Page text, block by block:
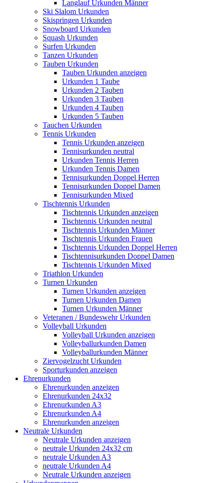
Langlauf Urkunden Männer
Ski Slalom Urkunden
Skispringen Urkunden
Snowboard Urkunden
Squash Urkunden
Surfen Urkunden
Tanzen Urkunden
Tauben Urkunden
Tauben Urkunden anzeigen
Urkunden 1 Taube
Urkunden 2 Tauben
Urkunden 3 Tauben
Urkunden 4 Tauben
Urkunden 5 Tauben
Tauchen Urkunden
Tennis Urkunden
Tennis Urkunden anzeigen
Tennisurkunden neutral
Urkunden Tennis Herren
Urkunden Tennis Damen
Tennisurkunden Doppel Herren
Tennisurkunden Doppel Damen
Tennisurkunden Mixed
Tischtennis Urkunden
Tischtennis Urkunden anzeigen
Tischtennis Urkunden neutral
Tischtennis Urkunden Männer
Tischtennis Urkunden Frauen
Tischtennis Urkunden Doppel Herren
Tischtennisurkunden Doppel Damen
Tischtennis Urkunden Mixed
Triathlon Urkunden
Turnen Urkunden
Turnen Urkunden anzeigen
Turnen Urkunden Damen
Turnen Urkunden Männer
Veteranen / Bundeswehr Urkunden
Volleyball Urkunden
Volleyball Urkunden anzeigen
Volleyballurkunden Damen
Volleyballurkunden Männer
Ziervogelzucht Urkunden
Sporturkunden anzeigen
Ehrenurkunden
Ehrenurkunden anzeigen
Ehrenurkunden 24x32
Ehrenurkunden A3
Ehrenurkunden A4
Ehrenurkunden anzeigen
Neutrale Urkunden
Neutrale Urkunden anzeigen
neutrale Urkunden 24x32 cm
neutrale Urkunden A3
neutrale Urkunden A4
Neutrale Urkunden anzeigen